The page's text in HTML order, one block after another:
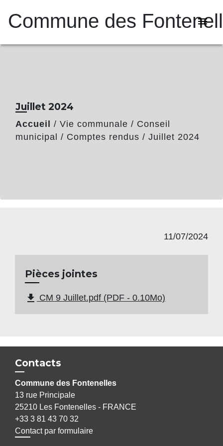
Commune des menu
Juillet 2024
Accueil / Vie communale / Conseil
municipal / Comptes rendus / Juillet 2024
11/07/2024
Pièces jointes
file_download CM 9 Juillet.pdf (PDF - 0.10Mo)
Contacts
Commune des Fontenelles
13 rue Principale
25210 Les Fontenelles - FRANCE
+33 3 81 43 70 32
Contact par formulaire